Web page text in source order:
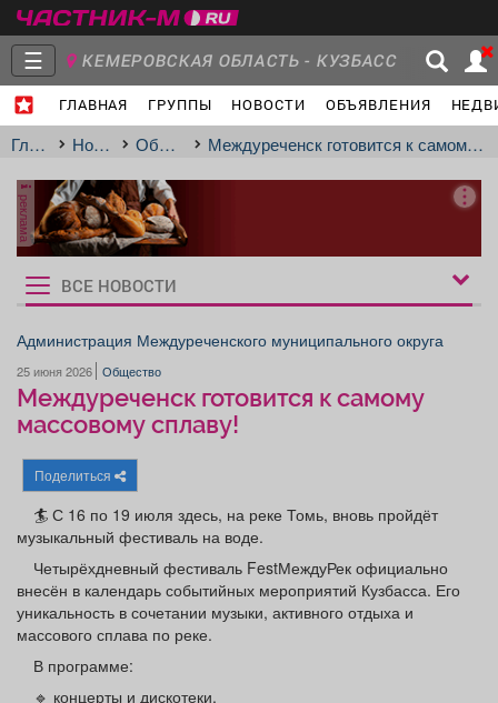
☰ КЕМЕРОВСКАЯ ОБЛАСТЬ - КУЗБАСС
ГЛАВНАЯ ГРУППЫ НОВОСТИ ОБЪЯВЛЕНИЯ
Главная
Группы
Объявления Недвижимость Услуги
Работа
Афиша Обучение Проекты
Товары Поздравления
Главная Новости Общество Междуреченск готовится к самому массовому сплаву!
реклама
Рукбрики
новостей
ВСЕ НОВОСТИ
Администрация Междуреченского муниципального округа
25 июня 2026 Общество
Междуреченск готовится к самому
массовому сплаву!
Поделиться
🏄 С 16 по 19 июля здесь, на реке Томь, вновь пройдёт
музыкальный фестиваль на воде.
Четырёхдневный фестиваль FestМеждуРек официально
внесён в календарь событийных мероприятий Кузбасса. Его
уникальность в сочетании музыки, активного отдыха и
массового сплава по реке.
В программе:
🔹 концерты и дискотеки,